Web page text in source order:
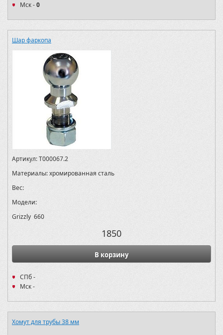
Мск -0
Шар фаркопа
Артикул:T000067.2
Материалы:хромированная сталь
Вес:
Модели:
Grizzly 660
1850
В корзину
СПб -
Мск -
Хомут для трубы 38 мм